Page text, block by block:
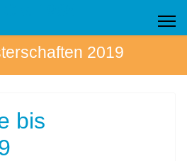
2019
bis